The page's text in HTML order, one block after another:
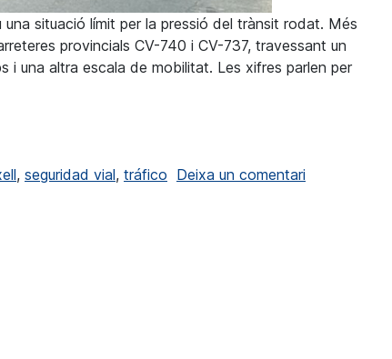
situació límit per la pressió del trànsit rodat. Més
provincials CV-740 i CV-737, travessant un
i una altra escala de mobilitat. Les xifres parlen per
, seguridad vial, tráfico Deixa un comentari a